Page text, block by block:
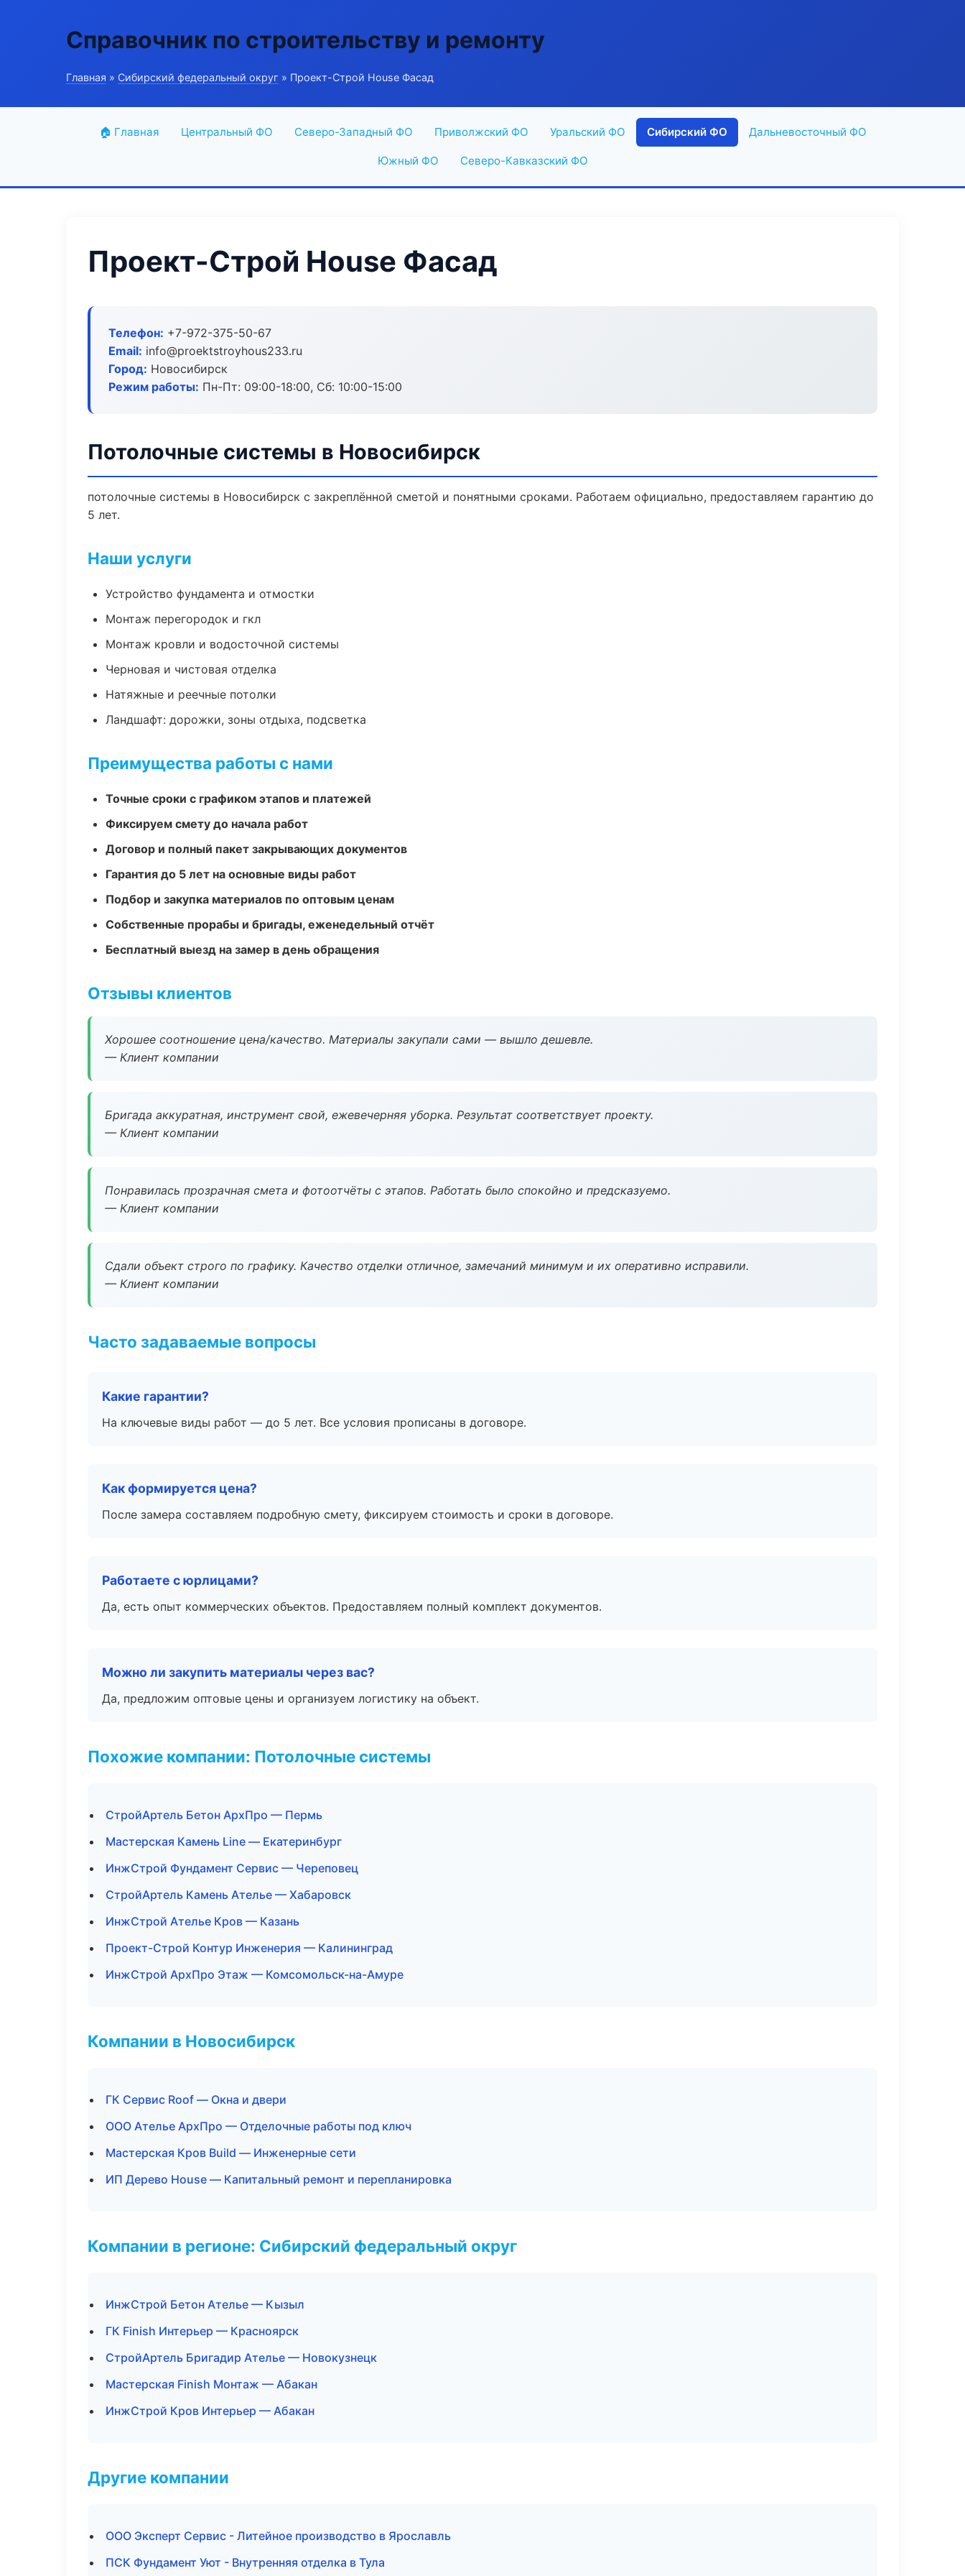
Справочник по строительству и ремонту
Главная » Сибирский федеральный округ » Проект-Строй House Фасад
🏠 Главная Центральный ФО Северо-Западный ФО Приволжский ФО Уральский ФО Сибирский ФО Дальневосточный ФО
Южный ФО Северо-Кавказский ФО
Проект-Строй House Фасад
Телефон: +7-972-375-50-67
Email: info@proektstroyhous233.ru
Город: Новосибирск
Режим работы: Пн-Пт: 09:00-18:00, Сб: 10:00-15:00
Потолочные системы в Новосибирск
потолочные системы в Новосибирск с закреплённой сметой и понятными сроками. Работаем официально, предоставляем гарантию до
5 лет.
Наши услуги
Устройство фундамента и отмостки
Монтаж перегородок и гкл
Монтаж кровли и водосточной системы
Черновая и чистовая отделка
Натяжные и реечные потолки
Ландшафт: дорожки, зоны отдыха, подсветка
Преимущества работы с нами
Точные сроки с графиком этапов и платежей
Фиксируем смету до начала работ
Договор и полный пакет закрывающих документов
Гарантия до 5 лет на основные виды работ
Подбор и закупка материалов по оптовым ценам
Собственные прорабы и бригады, еженедельный отчёт
Бесплатный выезд на замер в день обращения
Отзывы клиентов
Хорошее соотношение цена/качество. Материалы закупали сами — вышло дешевле.
— Клиент компании
Бригада аккуратная, инструмент свой, ежевечерняя уборка. Результат соответствует проекту.
— Клиент компании
Понравилась прозрачная смета и фотоотчёты с этапов. Работать было спокойно и предсказуемо.
— Клиент компании
Сдали объект строго по графику. Качество отделки отличное, замечаний минимум и их оперативно исправили.
— Клиент компании
Часто задаваемые вопросы
Какие гарантии?
На ключевые виды работ — до 5 лет. Все условия прописаны в договоре.
Как формируется цена?
После замера составляем подробную смету, фиксируем стоимость и сроки в договоре.
Работаете с юрлицами?
Да, есть опыт коммерческих объектов. Предоставляем полный комплект документов.
Можно ли закупить материалы через вас?
Да, предложим оптовые цены и организуем логистику на объект.
Похожие компании: Потолочные системы
СтройАртель Бетон АрхПро — Пермь
Мастерская Камень Line — Екатеринбург
ИнжСтрой Фундамент Сервис — Череповец
СтройАртель Камень Ателье — Хабаровск
ИнжСтрой Ателье Кров — Казань
Проект-Строй Контур Инженерия — Калининград
ИнжСтрой АрхПро Этаж — Комсомольск-на-Амуре
Компании в Новосибирск
ГК Сервис Roof — Окна и двери
ООО Ателье АрхПро — Отделочные работы под ключ
Мастерская Кров Build — Инженерные сети
ИП Дерево House — Капитальный ремонт и перепланировка
Компании в регионе: Сибирский федеральный округ
ИнжСтрой Бетон Ателье — Кызыл
ГК Finish Интерьер — Красноярск
СтройАртель Бригадир Ателье — Новокузнецк
Мастерская Finish Монтаж — Абакан
ИнжСтрой Кров Интерьер — Абакан
Другие компании
ООО Эксперт Сервис - Литейное производство в Ярославль
ПСК Фундамент Уют - Внутренняя отделка в Тула